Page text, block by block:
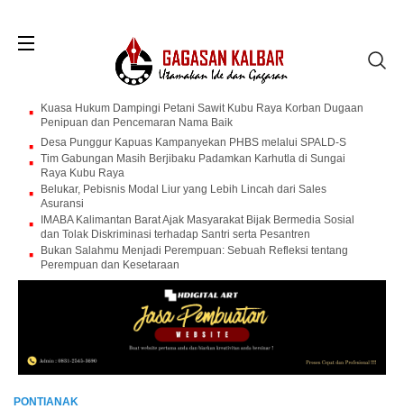
Kuasa Hukum Dampingi Petani Sawit Kubu Raya Korban Dugaan
Penipuan dan Pencemaran Nama Baik
Desa Punggur Kapuas Kampanyekan PHBS melalui SPALD-S
Tim Gabungan Masih Berjibaku Padamkan Karhutla di Sungai
Raya Kubu Raya
Belukar, Pebisnis Modal Liur yang Lebih Lincah dari Sales
Asuransi
IMABA Kalimantan Barat Ajak Masyarakat Bijak Bermedia Sosial
dan Tolak Diskriminasi terhadap Santri serta Pesantren
Bukan Salahmu Menjadi Perempuan: Sebuah Refleksi tentang
Perempuan dan Kesetaraan
PONTIANAK